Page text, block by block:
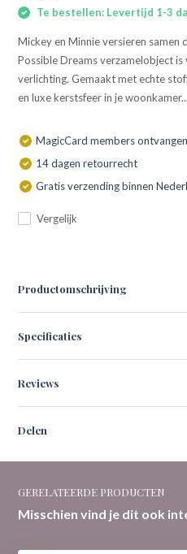
Te bestellen: Levertijd 1-3
Mickey en Minnie versieren
Possible Dreams verzamelobject
verlichting. Gemaakt met echte
en luxe kerstsfeer in je
MagicCard members
14 dagen retourrecht
Gratis verzending binnen
Vergelijk
Productomschrijving
Specificaties
Reviews
Delen
GERELATEERDE PRODUCTEN
Misschien vind je dit ook